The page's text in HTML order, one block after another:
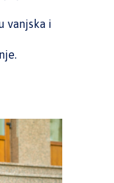
vanjska i